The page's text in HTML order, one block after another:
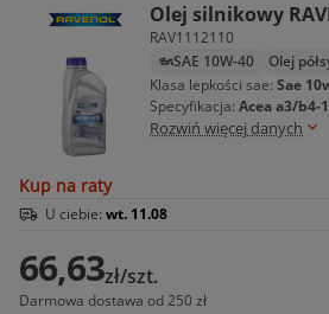
Olej silnikowy
RAV1112110
SAE 10W-40
Olej
Klasa lepkości sae: Sae
Specyfikacja: Acea a3/b4-
Rozwiń więcej danych
Kup na raty
U ciebie: wt. 11.08
66,63zł/szt.
Darmowa dostawa od 250 zł